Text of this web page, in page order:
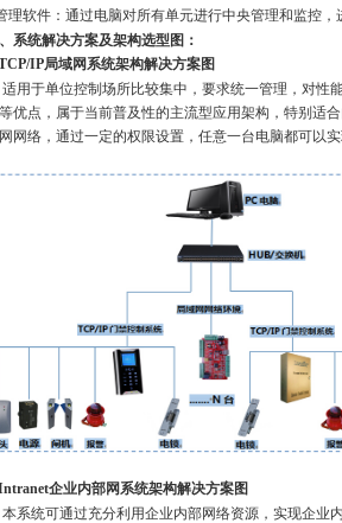
理软件：通过电脑对所有单元进行中央管理和监控，
系统解决方案及架构选型图：
IP局域网系统架构解决方案图
用于单位控制场所比较集中，要求统一管理，对性
优点，属于当前普及性的主流型应用架构，特别适
网络，通过一定的权限设置，任意一台电脑都可以
企业内部网系统架构解决方案图
系统可通过充分利用企业内部网络资源，实现企业